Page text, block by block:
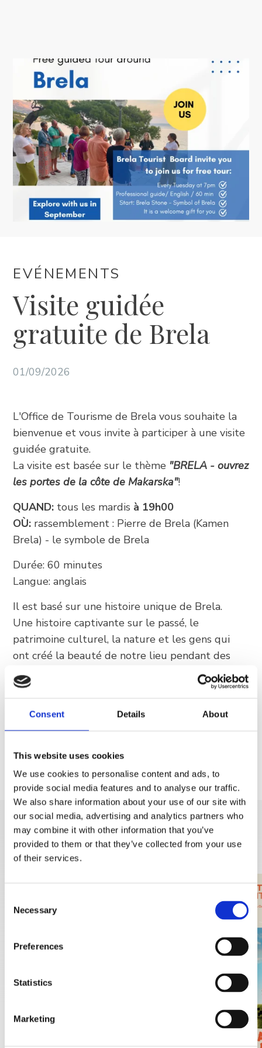
Consent Details About
This website uses cookies
We use cookies to personalise content and ads, to
provide social media features and to analyse our traffic.
We also share information about your use of our site with
our social media, advertising and analytics partners who
may combine it with other information that you’ve
provided to them or that they’ve collected from your use
of their services.
Selection
Necessary
Preferences
Statistics
Marketing
EVÉNEMENTS
FR
+385 21 618 337
info@brela.hr
Call us
FOLLOW US
EVÉNEMENTS
Visite guidée
gratuite de Brela
01/09/2026
L'Office de Tourisme de Brela vous souhaite la
bienvenue et vous invite à participer à une visite
guidée gratuite.
La visite est basée sur le thème "BRELA - ouvrez
les portes de la côte de Makarska"!
QUAND: tous les mardis à 19h00
OÙ: rassemblement : Pierre de Brela (Kamen
Brela) - le symbole de Brela
Durée: 60 minutes
Langue: anglais
Il est basé sur une histoire unique de Brela.
Une histoire captivante sur le passé, le
patrimoine culturel, la nature et les gens qui
ont créé la beauté de notre lieu pendant des
siècles!
Une histoire captivante sur le passé, le
patrimoine culturel, la nature et les gens qui
siècles!
DISCOVER MORE